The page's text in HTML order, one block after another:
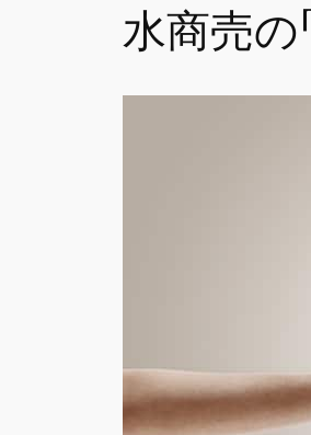
水商売の